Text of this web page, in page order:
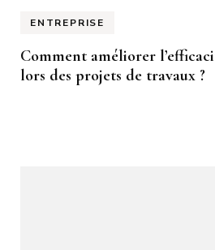
ENTREPRISE
Comment améliorer
lors des projets de travaux ?